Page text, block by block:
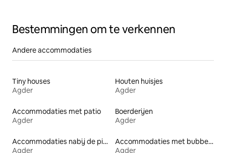
Bestemmingen om te verkennen
Andere accommodaties
Tiny houses
Agder
Houten huisjes
Agder
Accommodaties met patio
Agder
Boerderijen
Agder
Accommodaties nabij de piste
Agder
Accommodaties met bubbelbad
Agder